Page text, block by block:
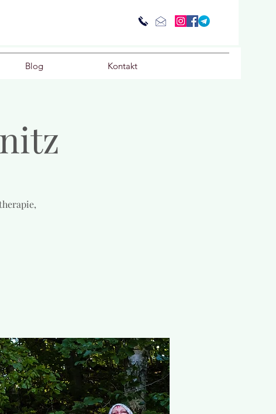
Blog Kontakt